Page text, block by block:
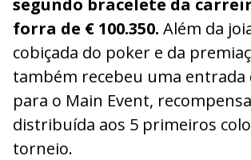
forra de € 100.350. Além da
cobiçada do poker e da
também recebeu uma entrada
para o Main Event,
distribuída aos 5 primeiros
torneio.